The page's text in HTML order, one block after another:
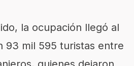
la ocupación llegó al
93 mil 595 turistas entre